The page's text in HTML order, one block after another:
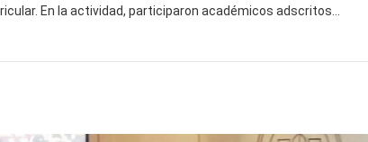
En la actividad, participaron académicos adscritos…